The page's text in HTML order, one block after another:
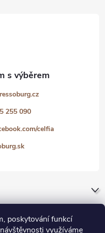
poskytování funkcí
využíváme
255 090
celfia